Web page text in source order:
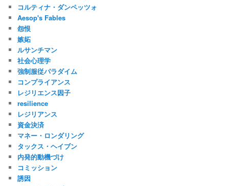
コルティナ・ダンペッツォ
Aesop's Fables
怨恨
嫉妬
ルサンチマン
社会心理学
強制服従パラダイム
コンプライアンス
レジリエンス因子
resilience
レジリアンス
資金決済
マネー・ロンダリング
タックス・ヘイブン
内発的動機づけ
コミッション
誘因